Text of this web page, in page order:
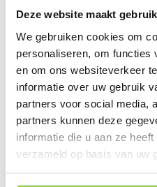
Deze website maakt
We gebruiken cookies om
personaliseren, om functies
en om ons websiteverkeer
informatie over uw gebruik
partners voor social media,
partners kunnen deze
informatie die u aan ze
verzameld op basis van uw
Inspiratie voor